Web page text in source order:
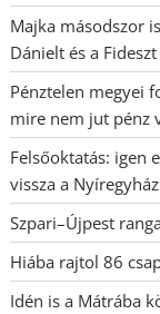
Majka másodszor
Dánielt és a Fideszt
Pénztelen megyei
mire nem jut pénz
Felsőoktatás: igen
vissza a
Szpari–Újpest
Hiába rajtol 86
Idén is a Mátrába